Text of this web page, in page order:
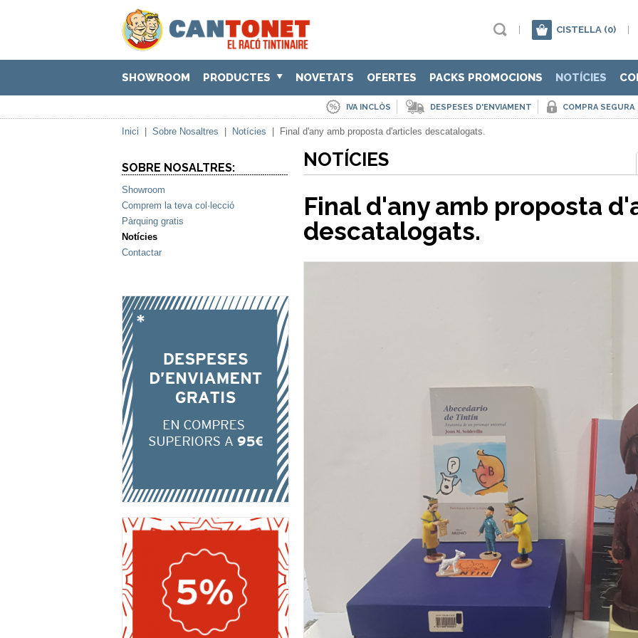
CISTELLA (0)
SHOWROOM PRODUCTES NOVETATS OFERTES PACKS PROMOCIONS NOTÍCIES
IVA INCLÒS DESPESES D'ENVIAMENT COMPRA SEGURA
Inici Sobre Nosaltres Notícies Final d'any amb proposta d'articles descatalogats.
SOBRE NOSALTRES:
Showroom
Comprem la teva col·lecció
Pàrquing gratis
Notícies
Contactar
NOTÍCIES
Final d'any amb proposta
descatalogats.